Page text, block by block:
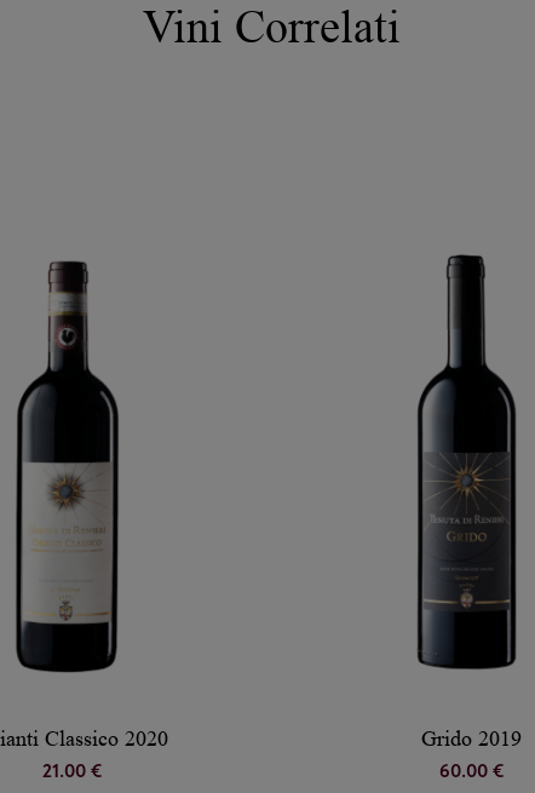
Vini Correlati
Classico 2020
21.00 €
Grido 2019
60.00 €